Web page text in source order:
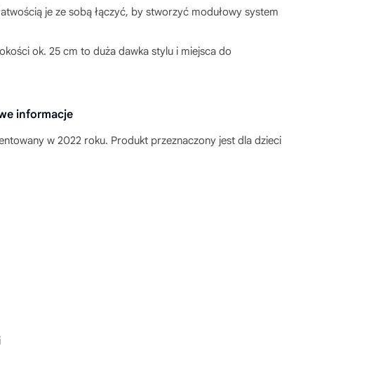
je ze sobą łączyć, by stworzyć modułowy system
ok. 25 cm to duża dawka stylu i miejsca do
informacje
w 2022 roku. Produkt przeznaczony jest dla dzieci